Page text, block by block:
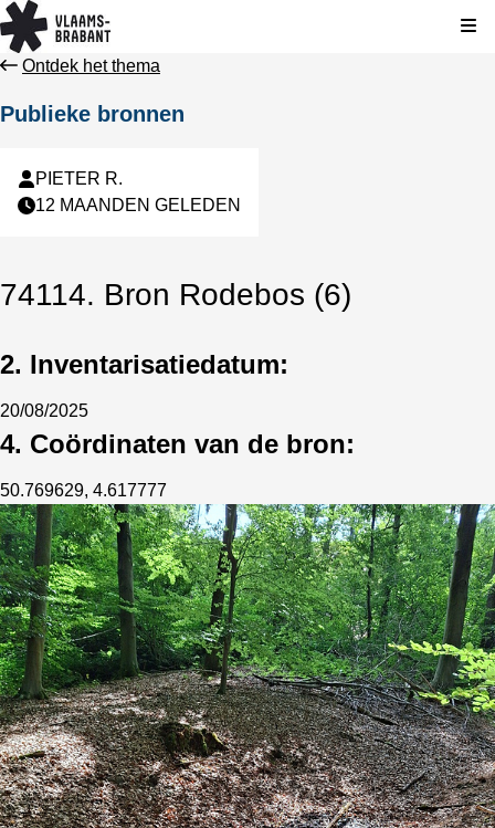
Ontdek het thema
Publieke bronnen
PIETER R.
12 MAANDEN GELEDEN
74114. Bron Rodebos (6)
2. Inventarisatiedatum:
20/08/2025
4. Coördinaten van de bron:
50.769629, 4.617777